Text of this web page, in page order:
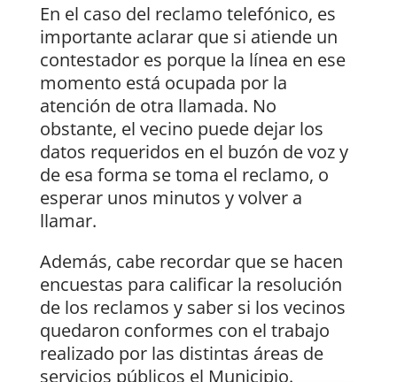
En el caso del reclamo telefónico, es
importante aclarar que si atiende un
contestador es porque la línea en ese
momento está ocupada por la
atención de otra llamada. No
obstante, el vecino puede dejar los
datos requeridos en el buzón de voz y
de esa forma se toma el reclamo, o
esperar unos minutos y volver a
llamar.
Además, cabe recordar que se hacen
encuestas para calificar la resolución
de los reclamos y saber si los vecinos
quedaron conformes con el trabajo
realizado por las distintas áreas de
servicios públicos el Municipio.